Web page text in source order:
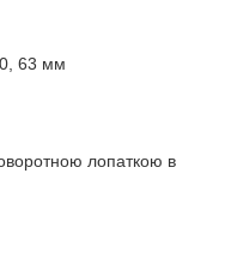
63 мм
лопаткою в